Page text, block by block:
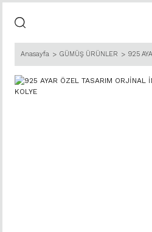
Anasayfa GÜMÜŞ ÜRÜNLER 925